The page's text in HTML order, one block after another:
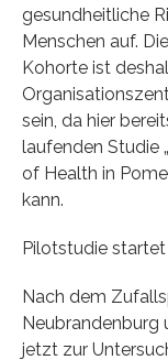
gesundheitliche
Menschen auf.
Kohorte ist
sein, da hier
laufenden Studie
of Health in
kann.
Pilotstudie
Nach dem
Neubrandenburg
jetzt zur